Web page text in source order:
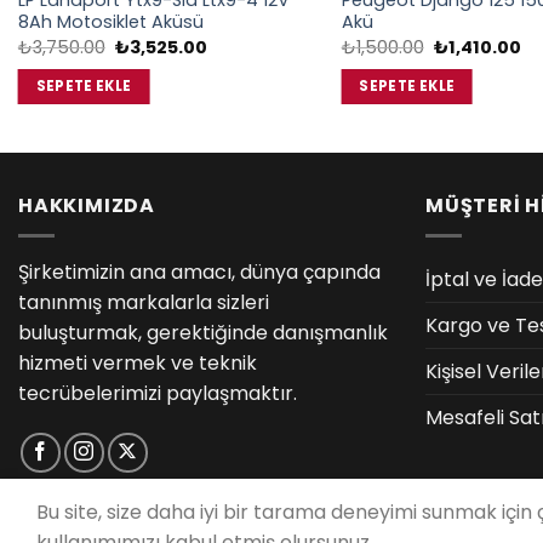
8Ah Motosiklet Aküsü
₺3,750.00 Orijinal
fiyat:
₺3,750.00.
₺3,525.00
SEPETE EKLE
Akü
₺1,500.00 Orijinal
fiyat:
₺1,500.00.
₺1,410.00Şu
SEPETE EKLE
HAKKIMIZDA
Şirketimizin ana amacı, dünya çapında
tanınmış markalarla sizleri
buluşturmak, gerektiğinde danışmanlık
hizmeti vermek ve teknik
tecrübelerimizi paylaşmaktır.
MÜŞTERİ
İptal ve
Kargo ve
Kişisel
Mesafeli
Bu site, size daha iyi bir tarama deneyimi sunmak